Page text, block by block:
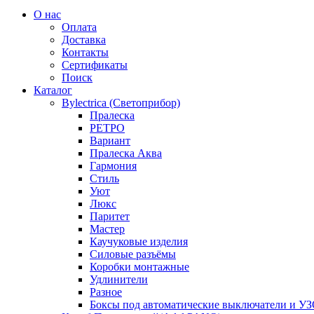
О нас
Оплата
Доставка
Контакты
Сертификаты
Поиск
Каталог
Bylectrica (Светоприбор)
Пралеска
РЕТРО
Вариант
Пралеска Аква
Гармония
Стиль
Уют
Люкс
Паритет
Мастер
Каучуковые изделия
Силовые разъёмы
Коробки монтажные
Удлинители
Разное
Боксы под автоматические выключатели и